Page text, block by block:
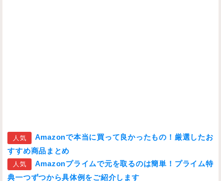
人気
Amazonで本当に買って良かったもの！厳選したお
すすめ商品まとめ
人気
Amazonプライムで元を取るのは簡単！プライム特
典一つずつから具体例をご紹介します